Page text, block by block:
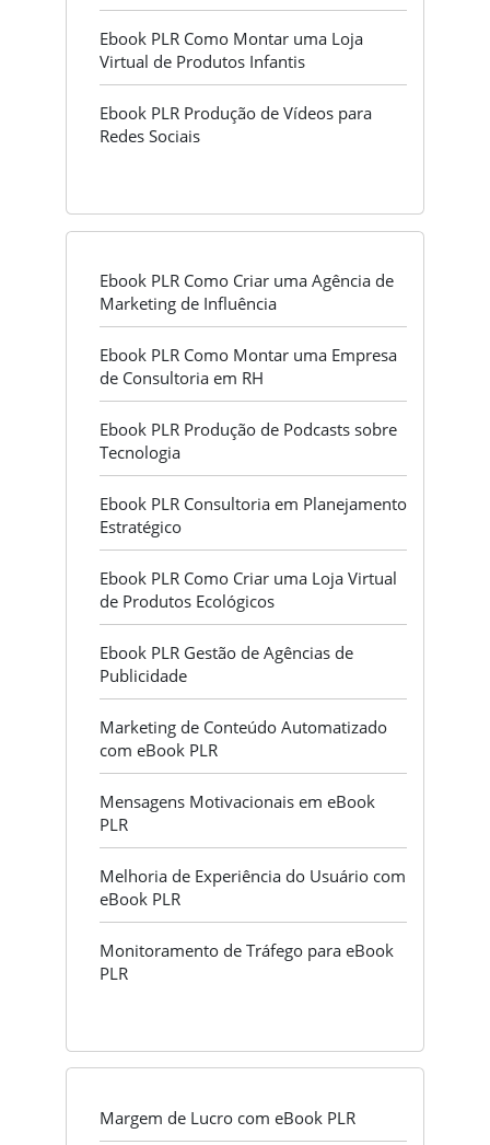
Ebook PLR Como Montar uma Loja
Virtual de Produtos Infantis
Ebook PLR Produção de Vídeos para
Redes Sociais
Ebook PLR Como Criar uma Agência de
Marketing de Influência
Ebook PLR Como Montar uma Empresa
de Consultoria em RH
Ebook PLR Produção de Podcasts sobre
Tecnologia
Ebook PLR Consultoria em Planejamento
Estratégico
Ebook PLR Como Criar uma Loja Virtual
de Produtos Ecológicos
Ebook PLR Gestão de Agências de
Publicidade
Marketing de Conteúdo Automatizado
com eBook PLR
Mensagens Motivacionais em eBook
PLR
Melhoria de Experiência do Usuário com
eBook PLR
Monitoramento de Tráfego para eBook
PLR
Margem de Lucro com eBook PLR